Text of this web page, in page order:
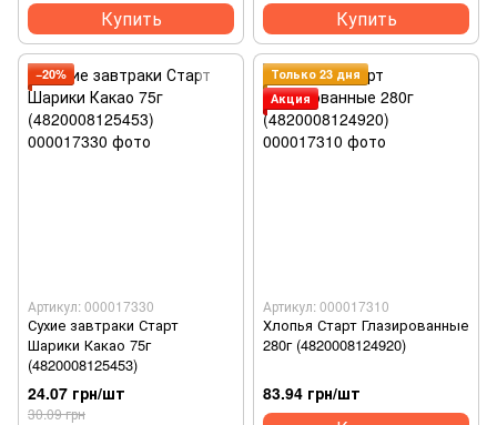
Купить Купить
−20%
Артикул: 000017330
Сухие завтраки Старт
Шарики Какао 75г
(4820008125453)
24.07 грн/шт
30.09 грн
Только 23 дня
Акция
Артикул: 000017310
Хлопья Старт Глазированные
280г (4820008124920)
83.94 грн/шт